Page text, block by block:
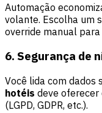
Automação
volante. Escolha um
override manual
6. Segurança de
Você lida com dados
hotéis deve oferecer
(LGPD, GDPR, etc.).